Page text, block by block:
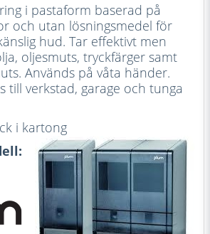
i pastaform baserad på
och utan lösningsmedel för
hud. Tar effektivt men
oljesmuts, tryckfärger samt
Används på våta händer.
till verkstad, garage och tunga
i kartong